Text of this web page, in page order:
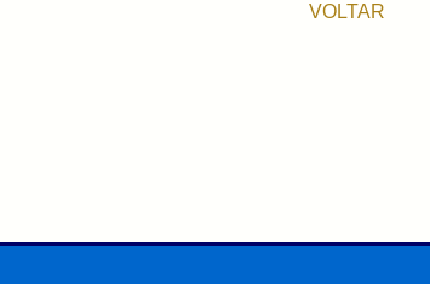
VOLTAR